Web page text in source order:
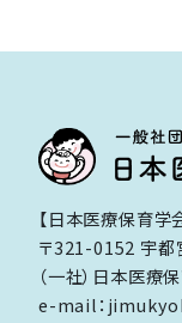
【日本医療保育学
〒321-0152 宇都
（一社）日本医療
e-mail：